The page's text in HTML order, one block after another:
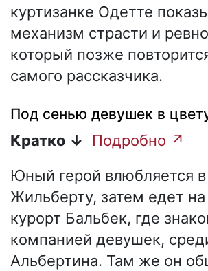
куртизанке Одетте
механизм страсти и
который позже
самого рассказчика.
Под сенью девушек в
Кратко ↓
Подробно ↗
Юный герой влюбляется
Жильберту, затем едет
курорт Бальбек, где
компанией девушек,
Альбертина. Там же он